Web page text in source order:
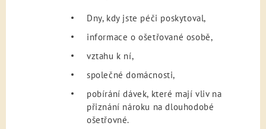
Dny, kdy jste péči poskytoval,
informace o ošetřované osobě,
vztahu k ní,
společné domácnosti,
pobírání dávek, které mají vliv na
přiznání nároku na dlouhodobé
ošetřovné.